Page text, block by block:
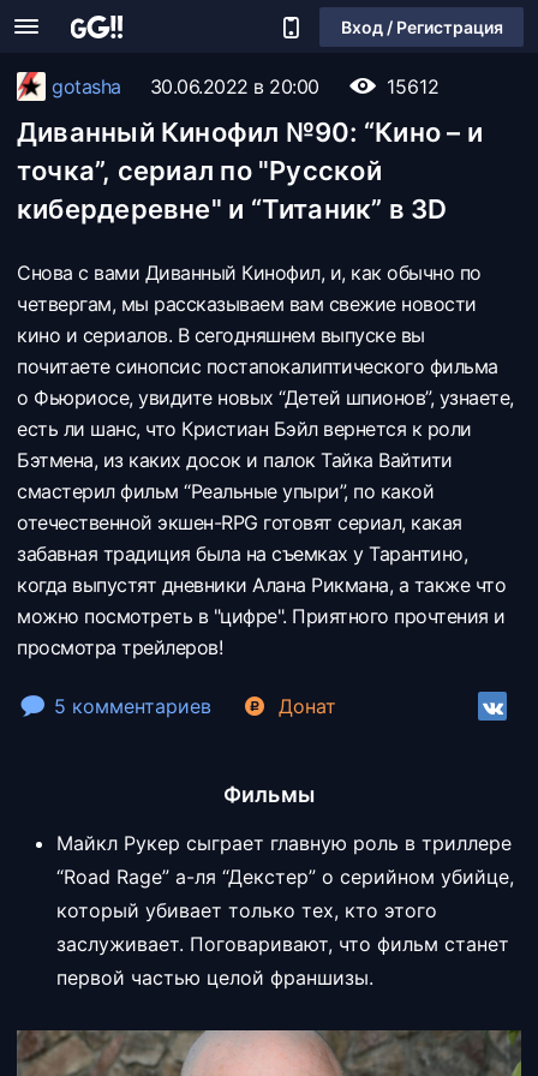
Вход / Регистрация
gotasha 30.06.2022 в 20:00 15612
Диванный Кинофил №90: “Кино – и
точка”, сериал по "Русской
кибердеревне" и “Титаник” в 3D
Снова с вами Диванный Кинофил, и, как обычно по
четвергам, мы рассказываем вам свежие новости
кино и сериалов. В сегодняшнем выпуске вы
почитаете синопсис постапокалиптического фильма
о Фьюриосе, увидите новых “Детей шпионов”, узнаете,
есть ли шанс, что Кристиан Бэйл вернется к роли
Бэтмена, из каких досок и палок Тайка Вайтити
смастерил фильм “Реальные упыри”, по какой
отечественной экшен-RPG готовят сериал, какая
забавная традиция была на съемках у Тарантино,
когда выпустят дневники Алана Рикмана, а также что
можно посмотреть в "цифре". Приятного прочтения и
просмотра трейлеров!
5 комментариев Донат
Фильмы
Майкл Рукер сыграет главную роль в триллере
“Road Rage” а-ля “Декстер” о серийном убийце,
который убивает только тех, кто этого
заслуживает. Поговаривают, что фильм станет
первой частью целой франшизы.